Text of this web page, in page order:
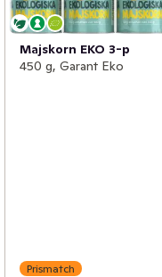
Majskorn EKO 3-p
450 g, Garant Eko
Prismatch